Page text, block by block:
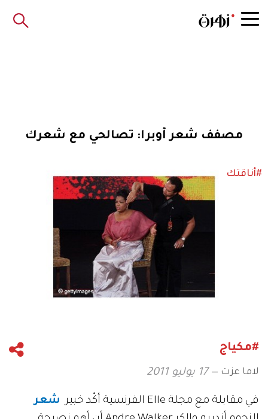
مصفف شعر أوبرا: تصالحي مع شعرك
#أناقتك
#مكياج
لاما عزت 17 يوليو 2011
في مقابلة مع مجلة Elle الفرنسية أكّد خبير
شعر